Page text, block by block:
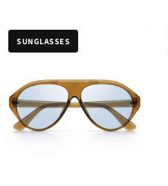
SUNGLASSES